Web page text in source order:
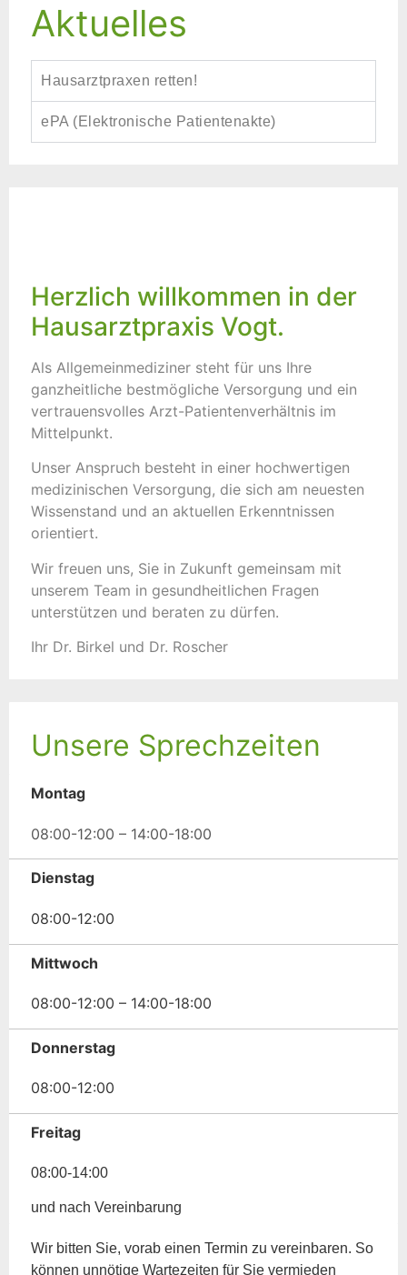
Aktuelles
Hausarztpraxen retten!
ePA (Elektronische Patientenakte)
Herzlich willkommen in der
Hausarztpraxis Vogt.
Als Allgemeinmediziner steht für uns Ihre
ganzheitliche bestmögliche Versorgung und ein
vertrauensvolles Arzt-Patientenverhältnis im
Mittelpunkt.
Unser Anspruch besteht in einer hochwertigen
medizinischen Versorgung, die sich am neuesten
Wissenstand und an aktuellen Erkenntnissen
orientiert.
Wir freuen uns, Sie in Zukunft gemeinsam mit
unserem Team in gesundheitlichen Fragen
unterstützen und beraten zu dürfen.
Ihr Dr. Birkel und Dr. Roscher
Unsere Sprechzeiten
Montag
08:00-12:00 – 14:00-18:00
Dienstag
08:00-12:00
Mittwoch
08:00-12:00 – 14:00-18:00
Donnerstag
08:00-12:00
Freitag
08:00-14:00
und nach Vereinbarung
Wir bitten Sie, vorab einen Termin zu vereinbaren. So
können unnötige Wartezeiten für Sie vermieden